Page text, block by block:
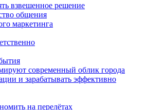
взвешенное решение
общения
маркетинга
современный облик города
и зарабатывать эффективно
на перелётах